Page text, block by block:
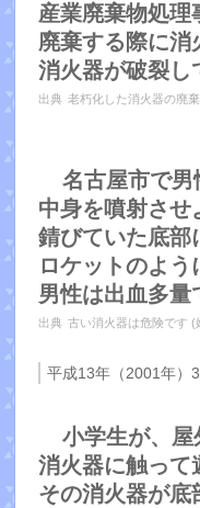
産業廃棄物処理
廃棄する際に消
消火器が破裂し
出典 老朽化した消火器の廃
名古屋市で
中身を噴射させ
錆びていた底部
ロケットのよ
男性は出血多量
出典 古い消火器は危険です (
平成13年（2001年
小学生が、
消火器に触って
その消火器が底